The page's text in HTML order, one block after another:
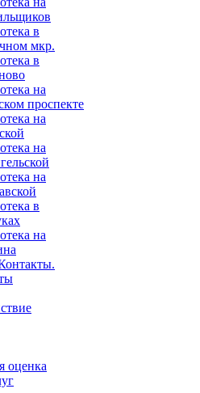
в
мкр.
в
на
проспекте
на
на
на
в
на
оценка